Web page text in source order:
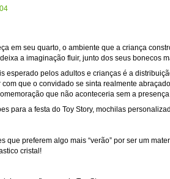
em seu quarto, o ambiente que a criança
a imaginação fluir, junto dos seus bonecos
esperado pelos adultos e crianças é a
com que o convidado se sinta realmente
que não aconteceria sem a
para a festa do Toy Story, mochilas
que preferem algo mais “verão” por ser um
cristal!